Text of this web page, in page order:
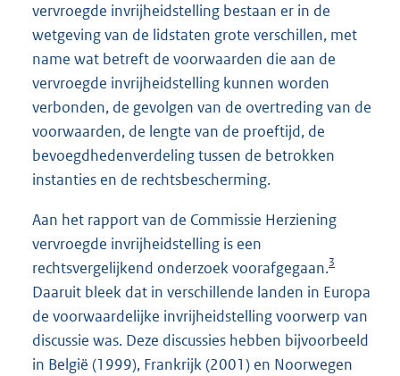
vervroegde invrijheidstelling bestaan er in de
wetgeving van de lidstaten grote verschillen, met
name wat betreft de voorwaarden die aan de
vervroegde invrijheidstelling kunnen worden
verbonden, de gevolgen van de overtreding van de
voorwaarden, de lengte van de proeftijd, de
bevoegdhedenverdeling tussen de betrokken
instanties en de rechtsbescherming.
Aan het rapport van de Commissie Herziening
vervroegde invrijheidstelling is een
rechtsvergelijkend onderzoek voorafgegaan.3
Daaruit bleek dat in verschillende landen in Europa
de voorwaardelijke invrijheidstelling voorwerp van
discussie was. Deze discussies hebben bijvoorbeeld
in België (1999), Frankrijk (2001) en Noorwegen